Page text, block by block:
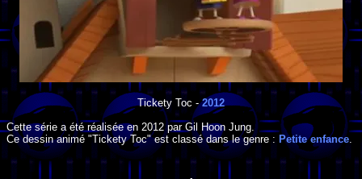
Tickety Toc -2012
Cette série a été réalisée en 2012par Gil Hoon Jung
Ce dessin animé "Tickety Toc" est classé dans le genre : Petite enfance